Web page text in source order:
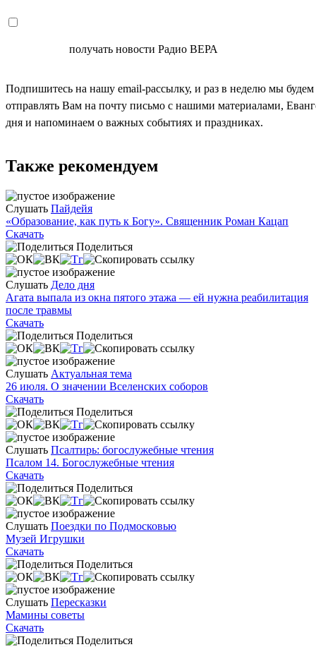
получать новости Радио ВЕРА
Подпишитесь на нашу email-рассылку, и раз в неделю мы будем
отправлять Вам на почту письмо с нашими материалами,
дня и напоминаем о важных событиях и праздниках.
Также рекомендуем
Слушать Пайдейя
«Образование, как путь к Богу». Священник Роман Кацап
Скачать
Поделиться
Слушать Дело дня
Агата выпала из окна пятого этажа — ей нужна реабилитация
после травмы
Скачать
Поделиться
Слушать Актуальная тема
26 июля. О значении Вселенских соборов
Скачать
Поделиться
Слушать Псалтирь: богослужебные чтения
Псалом 14. Богослужебные чтения
Скачать
Поделиться
Слушать Поездки по Подмосковью
Музей Игрушки
Скачать
Поделиться
Слушать Пересказки
Мамины советы
Скачать
Поделиться